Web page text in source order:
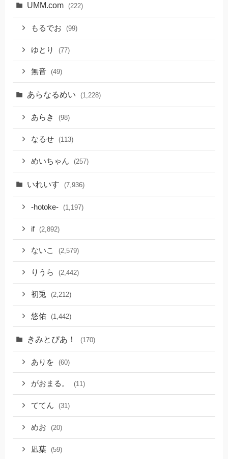
UMM.com (222)
もるでお (99)
ゆとり (77)
無音 (49)
あらなるめい (1,228)
あらき (98)
なるせ (113)
めいちゃん (257)
いれいす (7,936)
-hotoke- (1,197)
if (2,892)
ないこ (2,579)
りうら (2,442)
初兎 (2,212)
悠佑 (1,442)
きみとぴあ！ (170)
ありを (60)
がおまる。 (11)
ててん (31)
めお (20)
凪葉 (59)